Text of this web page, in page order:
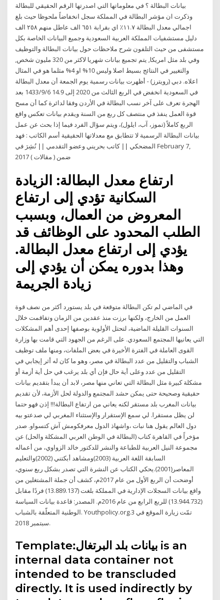
بيانات البطالة ؟ في معلوماتها التي اصدرتها الرقم الحقيقي للبطالة
وذكرت ان مؤشر البطالة في المملكة سجل انخفاضاً ملحوظا حيث بلغ
اجمالي معدل البطالة ١١.٧٪ اي بقرابة ٦٥١ الف عاطل منهم ٢٥٨ الف
دليل مستشفيات المملكة العربية السعودية وجميع البيانات الخاصة بكل
مستشفى من حيث التلفون شرح ملاحظات حول بيانات البطالة والتوظيف
وفي بلد مثل امريكا, يتم تجميع بيانات شهريا لاكثر من 320 مليون شخص,
والتغيير في النتائج بسيط اصلا وليس 10% او 4% مثلما هو في المثال
اعلاه. دبي (رويترز) - أظهرت بيانات رسمية يوم الجمعة أن معدل البطالة
في السعودية انخفض في الربع الثالث من 2020 إلى 14.9 6‏‏/9‏‏/1433 بعد
الهجرة تعرف على آخر نسب البطالة في الأردن وفقا لدائرة كما أن مسح
قوة العمل ينفذ في منتصف كل ربع من السنة ويقدم بيانات تعكس واقع
الربع كاملاً (تموز، آب، ايلول)، ويتم سؤال الفرد فيما إذا بحث عن عمل
بيانات البطالة الرسمية لا تتطابق مع معدلاتها الحقيقية أسم الكاتب : فهد
المضحكي || كاتب بحريني وعضو التقدمي || نُشِرَ في February 7,
2017 ضمن ( مقالات )
ارتفاع معدل البطالة: الزيادة
السكانية تؤدي إلى ارتفاع
المعروض من العمال، وبسبب
الطلب المحدود على الوظائف قد
يؤدي إلى ارتفاع معدل البطالة.
وهذا بدوره يمكن أن يؤدي إلى
زيادة الجريمة
في الماضي لم تكن البطالة متوقعة في بلد يستورد أكثر من نصف قوة
العمل من الخارج، ولكنها برزت منذ عقدين من الزمان وتفاقمت خلال
السنوات القليلة الماضية، لتحتل الأولوية بوصفها إحدى أهم المشكلات
التي يعانيها المجتمع السعودي. على الرغم من الجهود التي قامت بها وزارة
القوى العاملة في الفترة الأخيرة في بعض الملفات، ومنها ملف توظيف
الشباب والتقليل من عدد البطالة في مصر، وهو ما كان له أثر إيجابي في
التقليل من عدد وعلى أية حال فإن أي بلد يرغب في حل أية أزمة أو
مشكلة كبيرة مثل البطالة التي تعاني منها مصر، لابد أن يبدأ بتقديم بيانات
حقيقية وصحيحة حتى يمكن حشد المجتمع والدولة لحل الأزمة، لأن تقديم
بيانات المغرب بلد مستقر لكنه يعاني من ارتفاع البطالة!!! إذن فهو حتما
لن يظل مستقرا. لي سمع الإستقرار والإستثناء المغربي لي صدعتو بيه
دول العالم يقول هنا نبات ،واشهاذ الدول معرفكومش آش كتسواو. صدر
مؤخراً في القاهرة كتاب (البطالة في الوطن العربي المشكلة والحل) عن
مجموعة النيل العربية للطباعة والنشر للدكتور خالد الزواوي، من أعماله
السابقة اللغة العربية (2003)ومشاهد أبكتني (2002)والتعليم
المعاصر(2001).يحكي الكتاب عن النشرة التي تصدر بشكل ربع سنوي،
أوضحت أن الربع الأول من عام 2017م، كشف أن جملة المشتغلين من
واقع بيانات السجلات الإدارية في المملكة بلغت (13.889.137) فردًا مقابل
(13.944.732) للربع الرابع من عام 2016م. المصدر: قاعدة بيانات السياسة
الوطنية المتعلّقة بالشباب. Youthpolicy.org.تمّت زيارة الموقع في 3
سبتمبر 2018.
Template:بيانات بلد البرتغال is an
internal data container not
intended to be transcluded
directly. It is used indirectly by